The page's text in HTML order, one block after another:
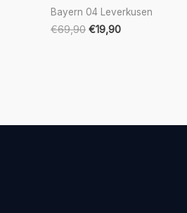
Bayern 04 Leverkusen
€69,90 €19,90